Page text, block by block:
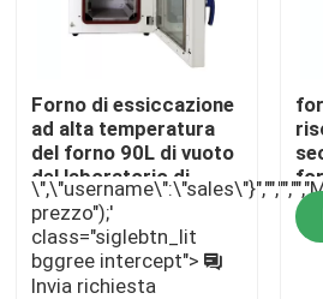
Controllo di qualità
Contattaci
notizie
Tutti i casi
Forno di essiccazione
ad alta temperatura
del forno 90L di vuoto
del laboratorio di
acciaio inossidabile
prezzo");'
class="siglebtn_lit
bggree intercept">
Invia richiesta